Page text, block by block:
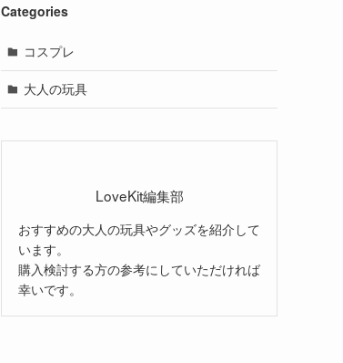
Categories
コスプレ
大人の玩具
LoveKit編集部
おすすめの大人の玩具やグッズを紹介して
います。
購入検討する方の参考にしていただければ
幸いです。